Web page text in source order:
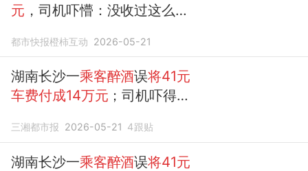
元 ，司机吓懵：没收过这么多
都市快报橙柿互动 2026-05-21
湖南长沙一乘客醉酒误将41元
车费付成14万元 ；司机吓得报
已全部退回
三湘都市报 2026-05-21 4跟贴
湖南长沙一乘客醉酒误将41元